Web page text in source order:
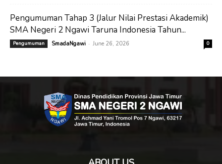
Pengumuman Tahap 3 (Jalur Nilai Prestasi Akademik)
SMA Negeri 2 Ngawi Taruna Indonesia Tahun...
Pengumuman SmadaNgawi - June 26, 2026 0